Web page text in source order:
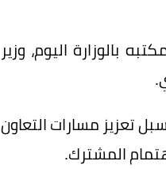
بالوزارة اليوم، وزير
تعزيز مسارات التعاون
المشترك.